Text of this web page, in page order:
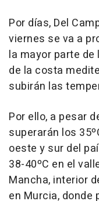
Por días, Del
viernes se va a
la mayor parte de
de la costa
subirán las
Por ello, a pesar
superarán los
oeste y sur del
38-40ºC en el
Mancha, interior
en Murcia, donde